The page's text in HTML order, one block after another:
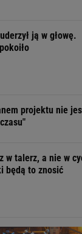
ją w głowę.
projektu nie
w talerz, a nie w
będą to znosić